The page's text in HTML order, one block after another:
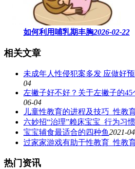
如何利用哺乳期丰胸2026-02-22
相关文章
未成年人性侵犯案多发 应做好
04
左撇子好不好？关于左撇子的45
06-04
儿童性教育的进程及技巧_性教
六妙招“治理”赖床宝宝_行为习惯
宝宝辅食最适合的四种鱼2021-
过家家游戏有助于性教育_性教
热门资讯